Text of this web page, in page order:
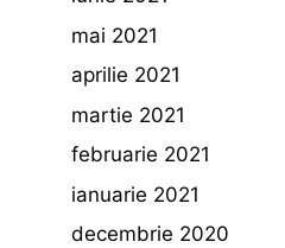
mai 2021
aprilie 2021
martie 2021
februarie 2021
ianuarie 2021
decembrie 2020